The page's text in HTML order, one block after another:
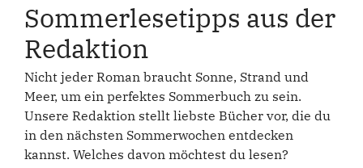
Sommerlesetipps aus der
Redaktion
Nicht jeder Roman braucht Sonne, Strand und
Meer, um ein perfektes Sommerbuch zu sein.
Unsere Redaktion stellt liebste Bücher vor, die du
in den nächsten Sommerwochen entdecken
kannst. Welches davon möchtest du lesen?